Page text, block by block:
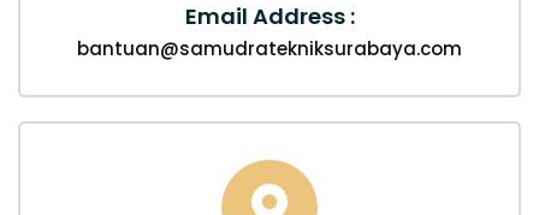
Email Address :
bantuan@samudratekniksurabaya.com